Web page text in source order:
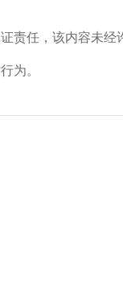
责任，该内容未经
为。